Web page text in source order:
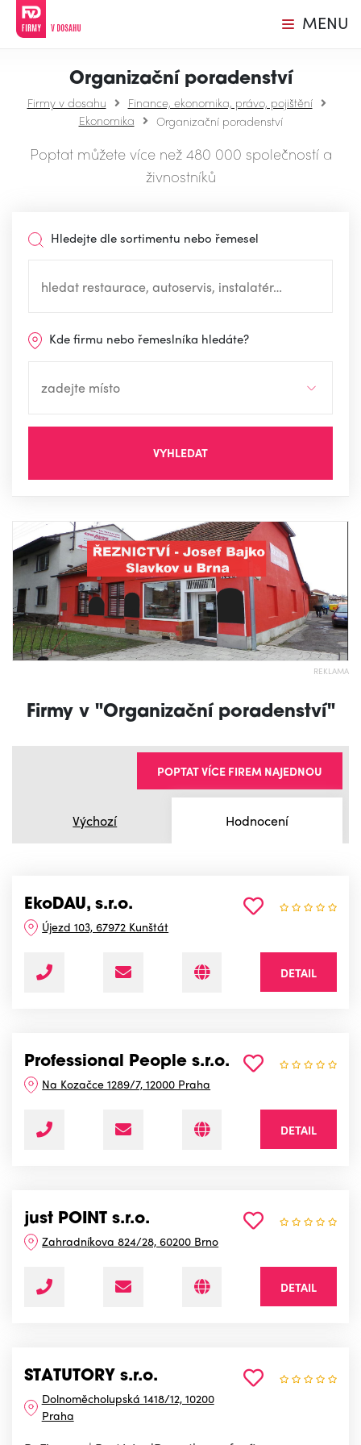
MENU
Organizační poradenství
Firmy v dosahu
Finance, ekonomika, právo, pojištění
Ekonomika
Organizační poradenství
Poptat můžete více než 480 000 společností a
živnostníků
Hledejte dle sortimentu nebo řemesel
Kde firmu nebo řemeslníka hledáte?
VYHLEDAT
REKLAMA
Firmy v "Organizační poradenství"
Výchozí Hodnocení
POPTAT VÍCE FIREM NAJEDNOU
EkoDAU, s.r.o.
Újezd 103, 67972 Kunštát
DETAIL
Professional People s.r.o.
Na Kozačce 1289/7, 12000 Praha
DETAIL
just POINT s.r.o.
Zahradníkova 824/28, 60200 Brno
DETAIL
STATUTORY s.r.o.
Dolnoměcholupská 1418/12, 10200
Praha